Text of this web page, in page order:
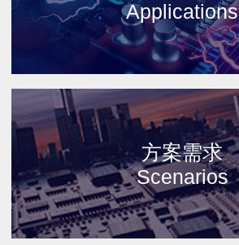
Applications
方案需求
Scenarios